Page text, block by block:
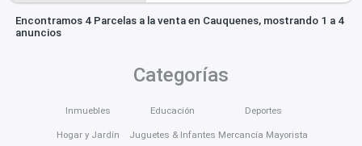
Encontramos 4 Parcelas a la venta en Cauquenes, mostrando 1 a 4
anuncios
Categorías
Inmuebles
Hogar y Jardín
Educación
Juguetes & Infantes
Deportes
Mercancía Mayorista